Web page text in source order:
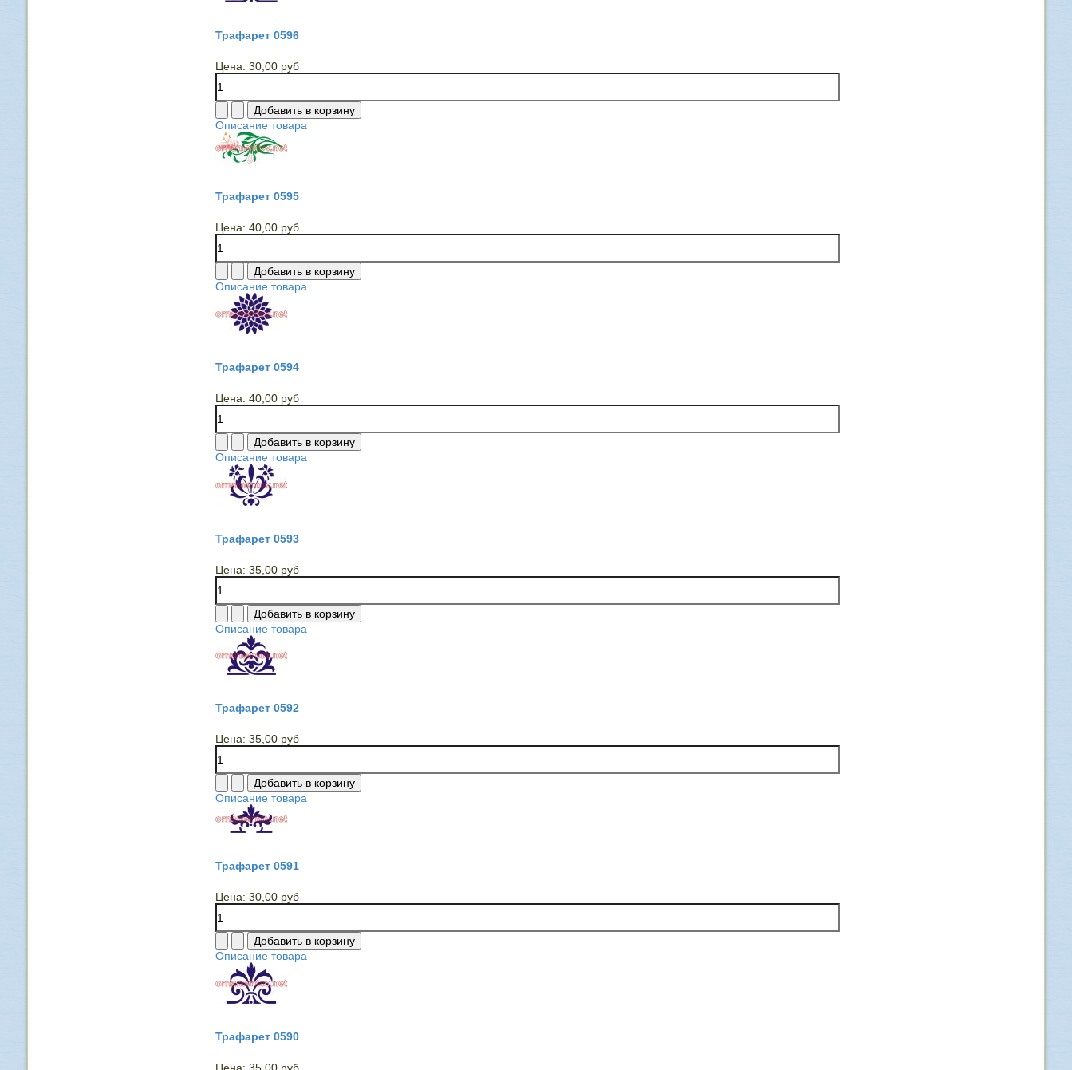
Трафарет 0596
Цена: 30,00 руб
Описание товара
Трафарет 0595
Цена: 40,00 руб
Описание товара
Трафарет 0594
Цена: 40,00 руб
Описание товара
Трафарет 0593
Цена: 35,00 руб
Описание товара
Трафарет 0592
Цена: 35,00 руб
Описание товара
Трафарет 0591
Цена: 30,00 руб
Описание товара
Трафарет 0590